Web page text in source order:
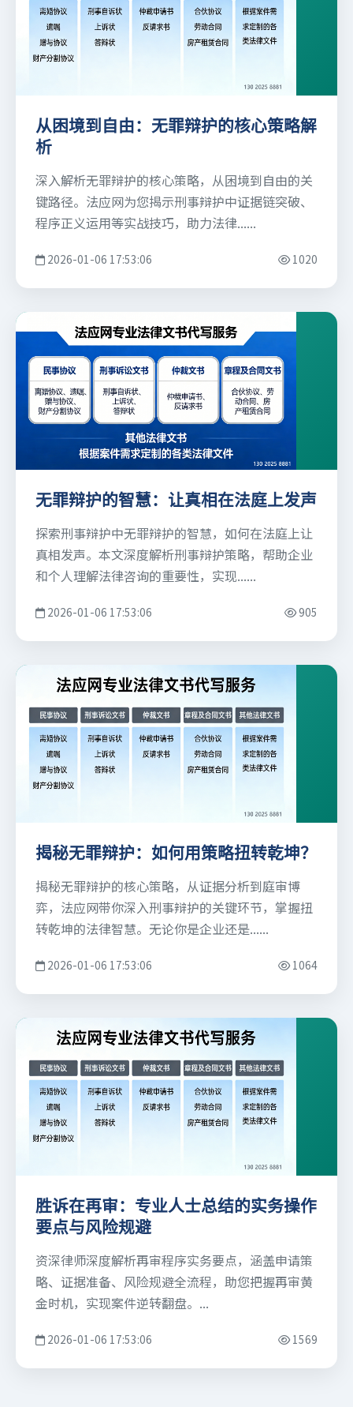
从困境到自由：无罪辩护的核心策略解
析
深入解析无罪辩护的核心策略，从困境到自由的关
键路径。法应网为您揭示刑事辩护中证据链突破、
程序正义运用等实战技巧，助力法律......
2026-01-06 17:53:06 1020
无罪辩护的智慧：让真相在法庭上发声
探索刑事辩护中无罪辩护的智慧，如何在法庭上让
真相发声。本文深度解析刑事辩护策略，帮助企业
和个人理解法律咨询的重要性，实现......
2026-01-06 17:53:06 905
揭秘无罪辩护：如何用策略扭转乾坤？
揭秘无罪辩护的核心策略，从证据分析到庭审博
弈，法应网带你深入刑事辩护的关键环节，掌握扭
转乾坤的法律智慧。无论你是企业还是......
2026-01-06 17:53:06 1064
胜诉在再审：专业人士总结的实务操作
要点与风险规避
资深律师深度解析再审程序实务要点，涵盖申请策
略、证据准备、风险规避全流程，助您把握再审黄
金时机，实现案件逆转翻盘。...
2026-01-06 17:53:06 1569